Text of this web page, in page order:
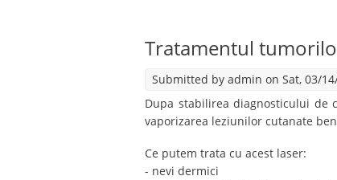
Tratamentul
Submitted by admin on Sat, 03/
Dupa stabilirea diagnosticului de
vaporizarea leziunilor cutanate
Ce putem trata cu acest laser:
- nevi dermici